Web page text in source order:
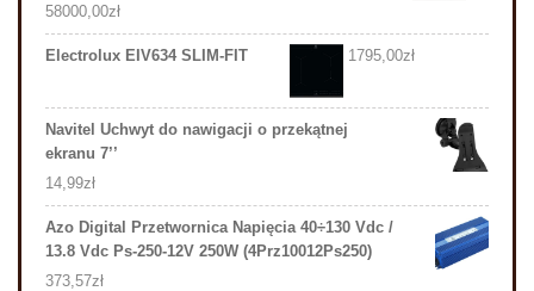
58000,00zł
Electrolux EIV634 SLIM-FIT 1795,00zł
Navitel Uchwyt do nawigacji o przekątnej
ekranu 7’’
14,99zł
Azo Digital Przetwornica Napięcia 40÷130 Vdc /
13.8 Vdc Ps-250-12V 250W (4Prz10012Ps250)
373,57zł